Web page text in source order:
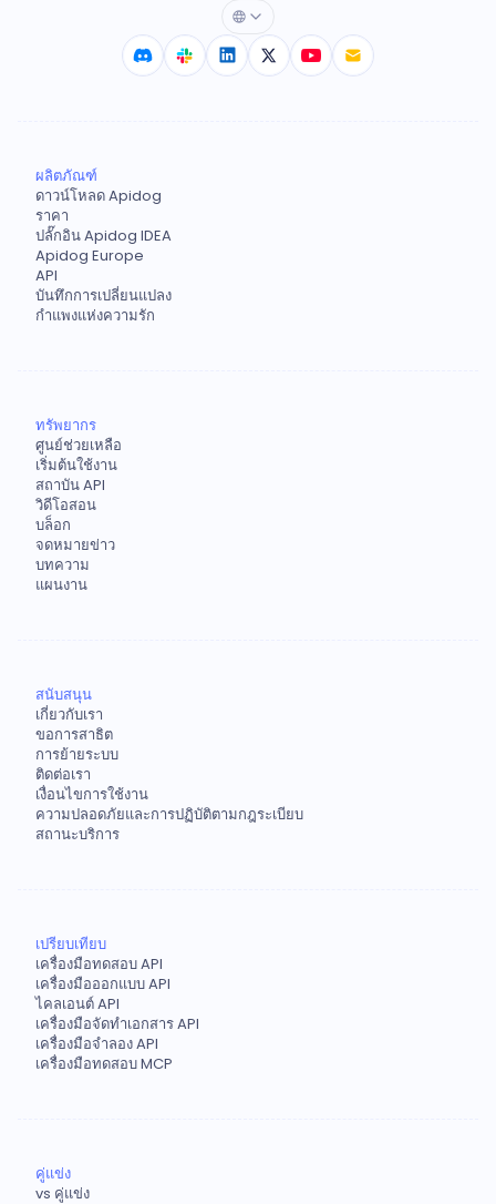
ผลิตภัณฑ์
ดาวน์โหลด Apidog
ราคา
ปลั๊กอิน Apidog IDEA
Apidog Europe
API
บันทึกการเปลี่ยนแปลง
กำแพงแห่งความรัก
ทรัพยากร
ศูนย์ช่วยเหลือ
เริ่มต้นใช้งาน
สถาบัน API
วิดีโอสอน
บล็อก
จดหมายข่าว
บทความ
แผนงาน
สนับสนุน
เกี่ยวกับเรา
ขอการสาธิต
การย้ายระบบ
ติดต่อเรา
เงื่อนไขการใช้งาน
ความปลอดภัยและการปฏิบัติตามกฎระเบียบ
สถานะบริการ
เปรียบเทียบ
เครื่องมือทดสอบ API
เครื่องมือออกแบบ API
ไคลเอนต์ API
เครื่องมือจัดทำเอกสาร API
เครื่องมือจำลอง API
เครื่องมือทดสอบ MCP
คู่แข่ง
vs คู่แข่ง